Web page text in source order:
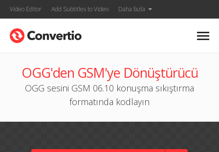
Video Editor Add Subtitles to Video Daha fazla
OGG'den GSM'ye Dönüştürücü
OGG sesini GSM 06.10 konuşma sıkıştırma
formatında kodlayın